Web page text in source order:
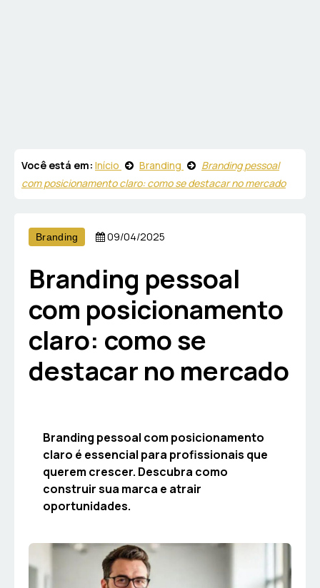
Você está em: Início Branding
Branding pessoal
com posicionamento claro: como se destacar no mercado
Branding 09/04/2025
Branding pessoal
com posicionamento
claro: como se
destacar no mercado
Branding pessoal com posicionamento
claro é essencial para profissionais que
querem crescer. Descubra como
construir sua marca e atrair
oportunidades.